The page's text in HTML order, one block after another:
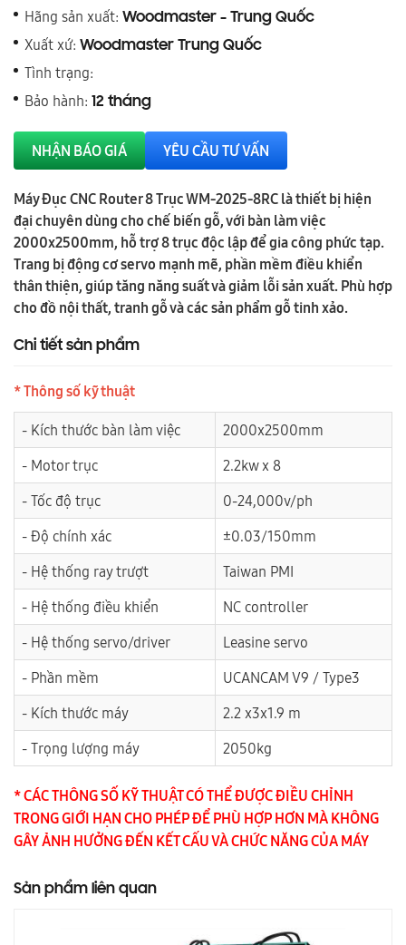
Hãng sản xuất: Woodmaster - Trung Quốc
Xuất xứ: Woodmaster Trung Quốc
Tình trạng:
Bảo hành: 12 tháng
NHẬN BÁO GIÁ YÊU CẦU TƯ VẤN
Máy Đục CNC Router 8 Trục WM-2025-8RC là thiết bị hiện
đại chuyên dùng cho chế biến gỗ, với bàn làm việc
2000x2500mm, hỗ trợ 8 trục độc lập để gia công phức tạp.
Trang bị động cơ servo mạnh mẽ, phần mềm điều khiển
thân thiện, giúp tăng năng suất và giảm lỗi sản xuất. Phù hợp
cho đồ nội thất, tranh gỗ và các sản phẩm gỗ tinh xảo.
Chi tiết sản phẩm
* Thông số kỹ thuật
- Kích thước bàn làm việc
2000x2500mm
- Motor trục
2.2kw x 8
- Tốc độ trục
0-24,000v/ph
- Độ chính xác
±0.03/150mm
- Hệ thống ray trượt
Taiwan PMI
- Hệ thống điều khiển
NC controller
- Hệ thống servo/driver
Leasine servo
- Phần mềm
UCANCAM V9 / Type3
- Kích thước máy
2.2 x3x1.9 m
- Trọng lượng máy
2050kg
* CÁC THÔNG SỐ KỸ THUẬT CÓ THỂ ĐƯỢC ĐIỀU CHỈNH
TRONG GIỚI HẠN CHO PHÉP ĐỂ PHÙ HỢP HƠN MÀ KHÔNG
GÂY ẢNH HƯỞNG ĐẾN KẾT CẤU VÀ CHỨC NĂNG CỦA MÁY
Sản phẩm liên quan